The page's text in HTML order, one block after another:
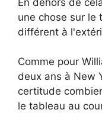
une chose sur le
différent à
Comme pour
deux ans à New
certitude
le tableau au